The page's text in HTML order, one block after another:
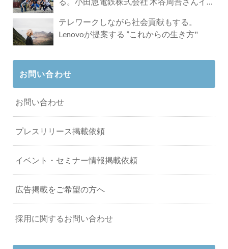
テレワークしながら社会貢献もする。
Lenovoが提案する ”これからの生き方"
お問い合わせ
お問い合わせ
プレスリリース掲載依頼
イベント・セミナー情報掲載依頼
広告掲載をご希望の方へ
採用に関するお問い合わせ